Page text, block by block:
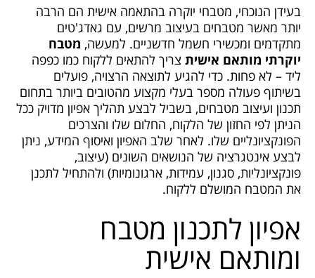
בעידן הנוכחי, מטבחי יוקרה בהתאמה אישית הם הרבה
יותר מאשר מטבחים בעיצוב מרשים, עם גאדג'טים
מתקדמים ומכשירי חשמל חדשניים. למעשה, מטבח
יוקרתי מותאם אישית צריך להתאים ללקוח כמו כפפה
ליד – לא פחות. כדי להגיע לתוצאה הרצויה, פועלים
בשיתוף פעולה מספר בעלי מקצוע מהטובים ביותר בתחום
תכנון ועיצוב מטבחים, בשביל לבצע תהליך אפיון מדויק ככל
הניתן לפי החזון של הלקוח, החלום שלו והצרכים
הפונקציונליים שלו. לאחר שלב האפיון ואיסוף המידע, ניתן
לבצע אינטגרציה של הנושאים השונים (עיצוב,
פונקציונליות, סגנון, עמידות, ארגונומיות) ולהתחיל לתכנן
את המטבח המושלם ללקוח.
אפיון לתכנון מטבח
ומותאם אישית